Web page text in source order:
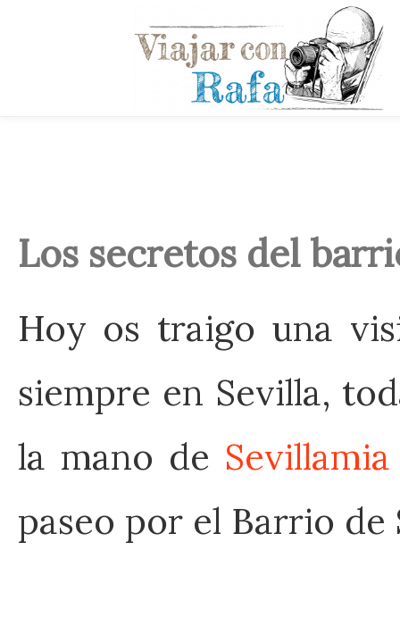
Los secretos del
Hoy os traigo una
siempre en Sevilla,
la mano de
paseo por el Barrio